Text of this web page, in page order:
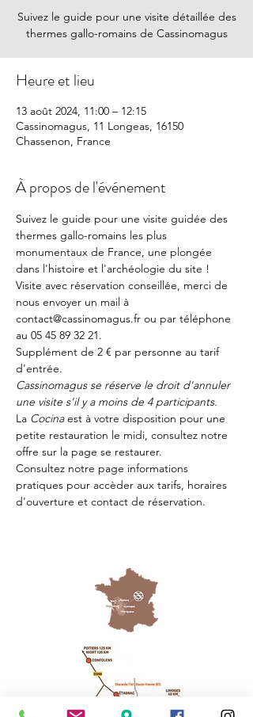
Suivez le guide pour une visite détaillée des
thermes gallo-romains de Cassinomagus
Heure et lieu
13 août 2024, 11:00 – 12:15
Cassinomagus, 11 Longeas, 16150
Chassenon, France
À propos de l'événement
Suivez le guide pour une visite guidée des
thermes gallo-romains les plus
monumentaux de France, une plongée
dans l'histoire et l'archéologie du site !
Visite avec réservation conseillée, merci de
nous envoyer un mail à
contact@cassinomagus.fr ou par téléphone
au 05 45 89 32 21.
Supplément de 2 € par personne au tarif
d'entrée.
Cassinomagus se réserve le droit d'annuler
une visite s'il y a moins de 4 participants.
La Cocina est à votre disposition pour une
petite restauration le midi, consultez notre
offre sur la page se restaurer.
Consultez notre page informations
pratiques pour accèder aux tarifs, horaires
d'ouverture et contact de réservation.